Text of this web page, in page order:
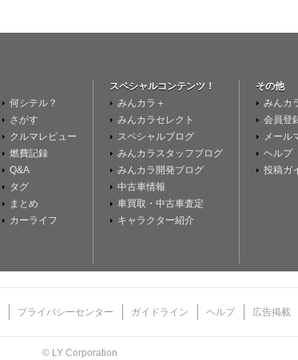
何シテル？
さがす
クルマレビュー
燃費記録
Q&A
タグ
まとめ
カーライフ
スペシャルコンテンツ！
みんカラ＋
みんカラセレクト
スペシャルブログ
みんカラスタッフブログ
みんカラ開発ブログ
中古車情報
車買取・中古車査定
キャラクター紹介
その他
みんカ
会員登
メール
ヘルプ
投稿ガ
プライバシーセンター ガイドライン ヘルプ 広告掲載
© LY Corporation